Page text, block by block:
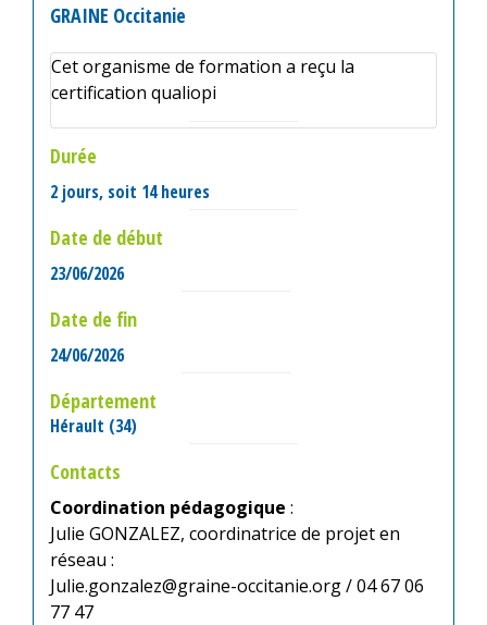
GRAINE Occitanie
Cet organisme de formation a reçu la
certification qualiopi
Durée
2 jours, soit 14 heures
Date de début
23/06/2026
Date de fin
24/06/2026
Département
Hérault (34)
Contacts
Coordination pédagogique :
Julie GONZALEZ, coordinatrice de projet en
réseau :
Julie.gonzalez@graine-occitanie.org / 04 67 06
77 47